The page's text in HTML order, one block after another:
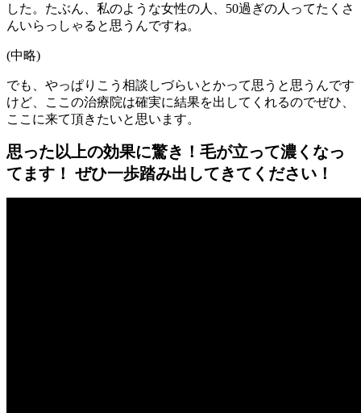
した。たぶん、私のような女性の人、50過ぎの人ってたくさ
んいらっしゃると思うんですね。
(中略)
でも、やっぱりこう相談しづらいとかって思うと思うんです
けど、ここの治療院は確実に結果を出してくれるのでぜひ、
ここに来て頂きたいと思います。
思った以上の効果に驚き！毛が立って濃くなっ
てます！ ぜひ一歩踏み出してきてください！